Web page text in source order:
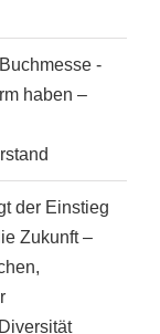
-
haben –
der Einstieg
Zukunft –